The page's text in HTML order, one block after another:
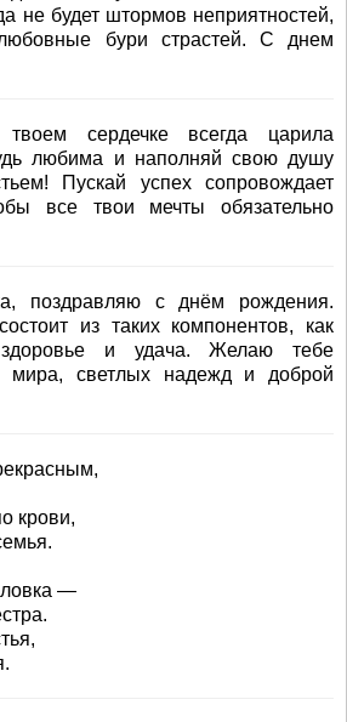
не будет штормов неприятностей,
бури страстей. С днем
сердечке всегда царила
любима и наполняй свою душу
Пускай успех сопровождает
все твои мечты обязательно
поздравляю с днём рождения.
из таких компонентов, как
здоровье и удача. Желаю тебе
мира, светлых надежд и доброй
крови,
—